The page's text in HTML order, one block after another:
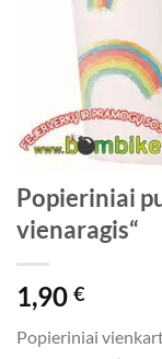
Popieriniai
vienaragis“
1,90 €
Popieriniai